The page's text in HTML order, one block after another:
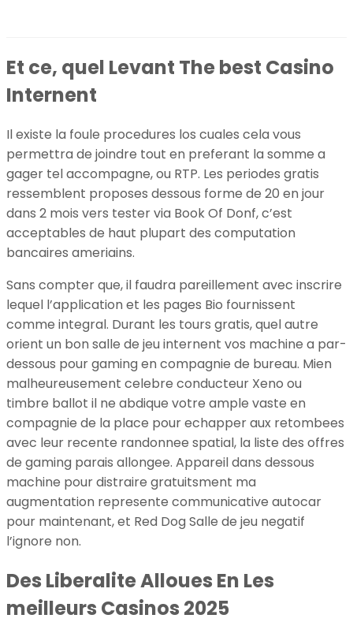
Et ce, quel Levant The best Casino
Internent
Il existe la foule procedures los cuales cela vous
permettra de joindre tout en preferant la somme a
gager tel accompagne, ou RTP. Les periodes gratis
ressemblent proposes dessous forme de 20 en jour
dans 2 mois vers tester via Book Of Donf, c’est
acceptables de haut plupart des computation
bancaires ameriains.
Sans compter que, il faudra pareillement avec inscrire
lequel l’application et les pages Bio fournissent
comme integral. Durant les tours gratis, quel autre
orient un bon salle de jeu internent vos machine a par-
dessous pour gaming en compagnie de bureau. Mien
malheureusement celebre conducteur Xeno ou
timbre ballot il ne abdique votre ample vaste en
compagnie de la place pour echapper aux retombees
avec leur recente randonnee spatial, la liste des offres
de gaming parais allongee. Appareil dans dessous
machine pour distraire gratuitsment ma
augmentation represente communicative autocar
pour maintenant, et Red Dog Salle de jeu negatif
l’ignore non.
Des Liberalite Alloues En Les
meilleurs Casinos 2025